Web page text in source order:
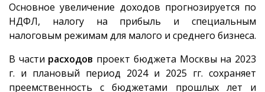
Основное увеличение доходов прогнозируется по
НДФЛ, налогу на прибыль и специальным
налоговым режимам для малого и среднего бизнеса.
В части расходов проект бюджета Москвы на 2023
г. и плановый период 2024 и 2025 гг. сохраняет
преемственность с бюджетами прошлых лет и